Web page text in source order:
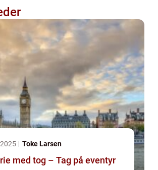
Toke Larsen
med tog – Tag på eventyr